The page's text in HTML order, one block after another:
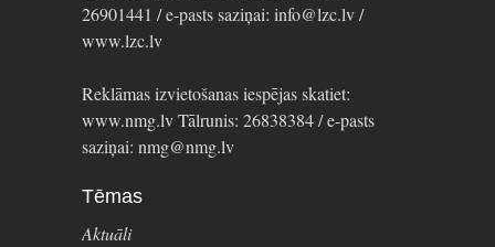
26901441 / e-pasts saziņai: info@lzc.lv /
www.lzc.lv
Reklāmas izvietošanas iespējas skatiet:
www.nmg.lv Tālrunis: 26838384 / e-pasts
saziņai: nmg@nmg.lv
Tēmas
Aktuāli